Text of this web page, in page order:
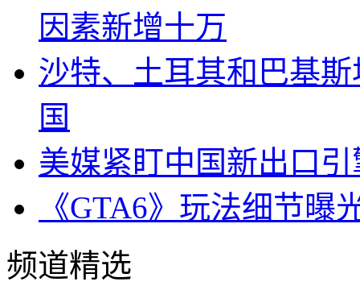
因素新增十万
沙特、土耳其和巴基
国
美媒紧盯中国新出口
《GTA6》玩法细节
频道精选